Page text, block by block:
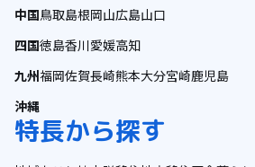
中国鳥取島根岡山広島山口
四国徳島香川愛媛高知
九州福岡佐賀長崎熊本大分宮崎鹿児島
沖縄
特長から探す